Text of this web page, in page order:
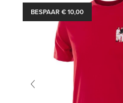
BESPAAR € 10,00